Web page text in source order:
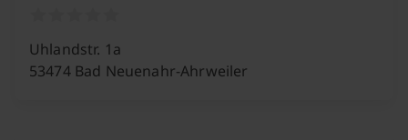
Uhlandstr. 1a
53474 Bad Neuenahr-Ahrweiler